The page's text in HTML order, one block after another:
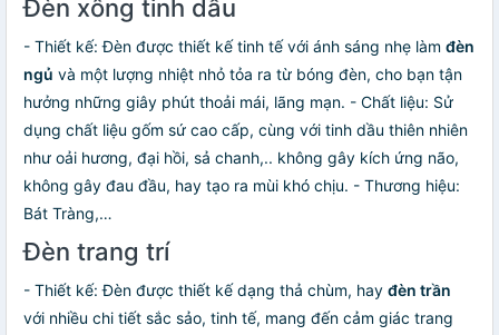
Đèn xông tinh dầu
- Thiết kế: Đèn được thiết kế tinh tế với ánh sáng nhẹ làm đèn
ngủ và một lượng nhiệt nhỏ tỏa ra từ bóng đèn, cho bạn tận
hưởng những giây phút thoải mái, lãng mạn. - Chất liệu: Sử
dụng chất liệu gốm sứ cao cấp, cùng với tinh dầu thiên nhiên
như oải hương, đại hồi, sả chanh,.. không gây kích ứng não,
không gây đau đầu, hay tạo ra mùi khó chịu. - Thương hiệu:
Bát Tràng,…
Đèn trang trí
- Thiết kế: Đèn được thiết kế dạng thả chùm, hay đèn trần
với nhiều chi tiết sắc sảo, tinh tế, mang đến cảm giác trang